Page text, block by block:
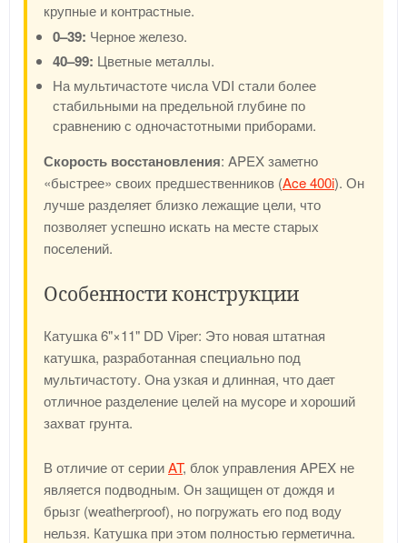
крупные и контрастные.
0–39: Черное железо.
40–99: Цветные металлы.
На мультичастоте числа VDI стали более
стабильными на предельной глубине по
сравнению с одночастотными приборами.
Скорость восстановления: APEX заметно
«быстрее» своих предшественников (Ace 400i). Он
лучше разделяет близко лежащие цели, что
позволяет успешно искать на месте старых
поселений.
Особенности конструкции
Катушка 6"×11" DD Viper: Это новая штатная
катушка, разработанная специально под
мультичастоту. Она узкая и длинная, что дает
отличное разделение целей на мусоре и хороший
захват грунта.
В отличие от серииAT, блок управления APEX не
является подводным. Он защищен от дождя и
брызг (weatherproof), но погружать его под воду
нельзя. Катушка при этом полностью герметична.